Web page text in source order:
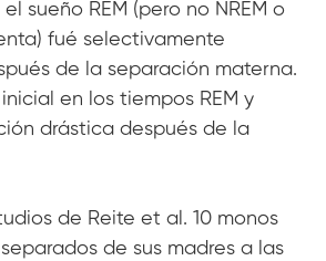
sueño REM (pero no NREM o
fué selectivamente
de la separación materna.
en los tiempos REM y
drástica después de la
de Reite et al. 10 monos
de sus madres a las